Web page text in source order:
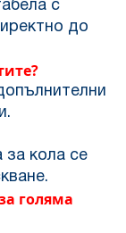
с
до
за кола се
голяма